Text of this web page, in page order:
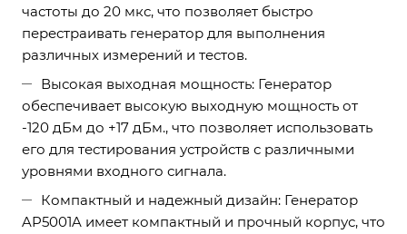
частоты до 20 мкс, что позволяет быстро
перестраивать генератор для выполнения
различных измерений и тестов.
Высокая выходная мощность: Генератор
обеспечивает высокую выходную мощность от
-120 дБм до +17 дБм., что позволяет использовать
его для тестирования устройств с различными
уровнями входного сигнала.
Компактный и надежный дизайн: Генератор
AP5001A имеет компактный и прочный корпус, что